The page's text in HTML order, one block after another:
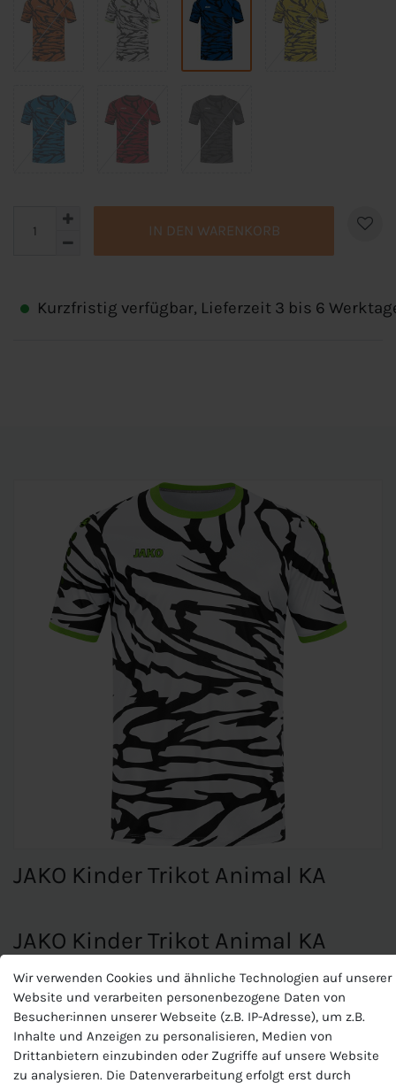
IN DEN WARENKORB
Kurzfristig verfügbar, Lieferzeit 3 bis 6
JAKO Kinder Trikot Animal KA
JAKO Kinder Trikot Animal KA
Materialart:Polyester-Interlock
Zusammensetzung: 100 % Polyester (recycelt)
Zur Veredelung bitte ausschließlich Sublimations-Stopp-
Folie verwenden
Wir verwenden Cookies und ähnliche Technologien auf unserer
Website und verarbeiten personenbezogene Daten von
Besucher:innen unserer Webseite (z.B. IP-Adresse), um z.B.
Inhalte und Anzeigen zu personalisieren, Medien von
Drittanbietern einzubinden oder Zugriffe auf unsere Website
zu analysieren. Die Datenverarbeitung erfolgt erst durch